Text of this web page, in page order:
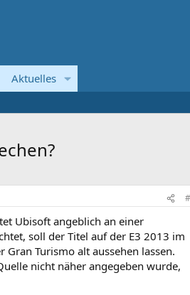
Aktuelles
Ubisoft angeblich an einer
soll der Titel auf der E3 2013 im
Turismo alt aussehen lassen.
nicht näher angegeben wurde,